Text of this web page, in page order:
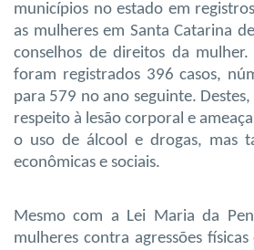
municípios no estado em
as mulheres em Santa Catarina
conselhos de direitos da
foram registrados 396 casos,
para 579 no ano seguinte.
respeito à lesão corporal e
o uso de álcool e drogas, mas
econômicas e sociais.
Mesmo com a Lei Maria da
mulheres contra agressões